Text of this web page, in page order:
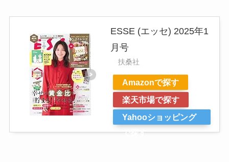
ESSE (エッセ) 2025年1
月号
扶桑社
Amazonで探す
楽天市場で探す
Yahooショッピング
で探す